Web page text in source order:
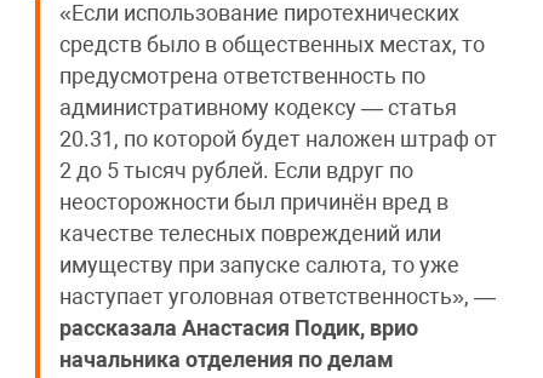
«Если использование пиротехнических
средств было в общественных местах, то
предусмотрена ответственность по
административному кодексу — статья
20.31, по которой будет наложен штраф от
2 до 5 тысяч рублей. Если вдруг по
неосторожности был причинён вред в
качестве телесных повреждений или
имуществу при запуске салюта, то уже
наступает уголовная ответственность», —
рассказала Анастасия Подик, врио
начальника отделения по делам